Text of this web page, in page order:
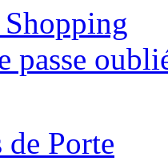
passe
de Porte